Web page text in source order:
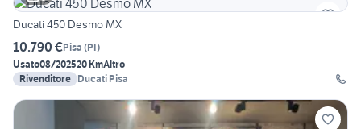
Ducati 450 Desmo MX
10.790 €Pisa (PI)
Usato08/202520 KmAltro
Rivenditore Ducati Pisa